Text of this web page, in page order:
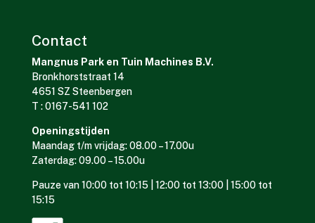
Contact
Mangnus Park en Tuin Machines B.V.
Bronkhorststraat 14
4651 SZ Steenbergen
T : 0167-541 102
Openingstijden
Maandag t/m vrijdag: 08.00 – 17.00u
Zaterdag: 09.00 – 15.00u
Pauze van 10:00 tot 10:15 | 12:00 tot 13:00 | 15:00 tot
15:15